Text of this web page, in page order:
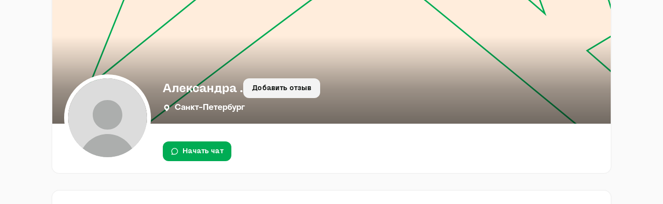
Александра . Добавить отзыв
Санкт-Петербург
Начать чат